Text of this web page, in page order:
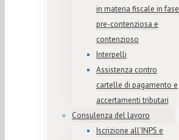
in materia fiscale in fase
pre-contenziosa e
contenzioso
Interpelli
Assistenza contro
cartelle di pagamento e
accertamenti tributari
Consulenza del lavoro
Iscrizione all’INPS e